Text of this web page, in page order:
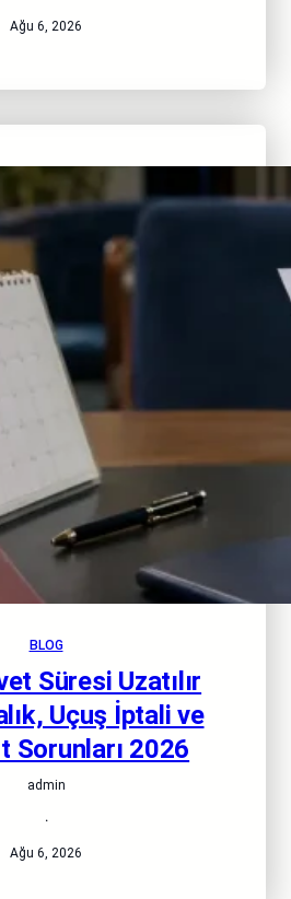
Ağu 6, 2026
BLOG
Süresi Uzatılır
Uçuş İptali ve
Sorunları 2026
admin
·
Ağu 6, 2026